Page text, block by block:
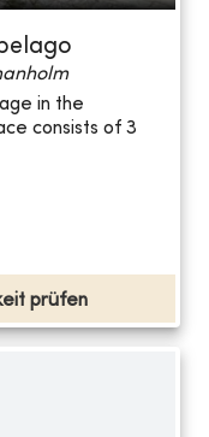
in the
consists of 3
prüfen